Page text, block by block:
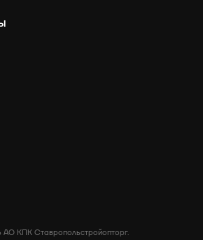
АО КПК Ставропольстройопторг.